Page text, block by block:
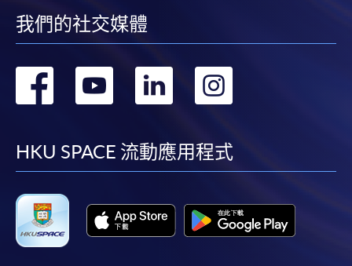
我們的社交媒體
轉
facebook
轉
youtube
轉
linkedin
轉
HKU SPACE 流動應用程式